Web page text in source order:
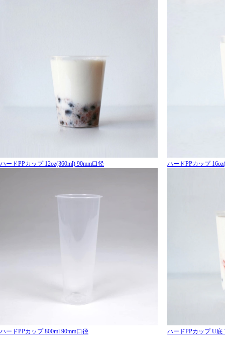
ハードPPカップ 12oz(360ml) 90mm口径 ハードPPカップ
ハードPPカップ 800ml 90mm口径 ハードPPカップ U底